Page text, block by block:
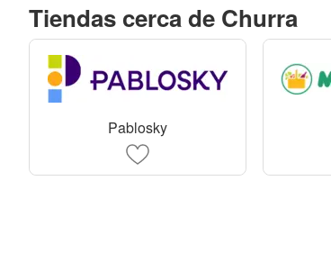
Tiendas cerca de Churra
Pablosky